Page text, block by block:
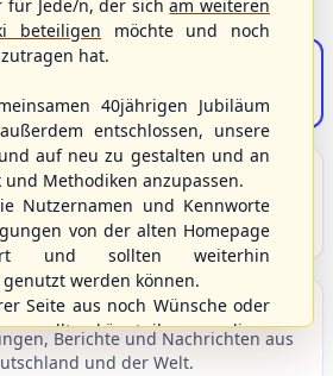
des S/HBV
Hintergründe zu Baseball, Softball
Neuigkeiten
Berichte und Nachrichten aus
und der Welt.
für Jede/n, der sicham weiteren
beteiligen möchte und noch
hat.
40jährigen Jubiläum
entschlossen, unsere
auf neu zu gestalten und an
und Methodiken anzupassen.
Nutzernamen und Kennworte
von der alten Homepage
und sollten weiterhin
werden können.
Seite aus noch Wünsche oder
sollte, könnt ihr uns diese
info@shbvnet.de